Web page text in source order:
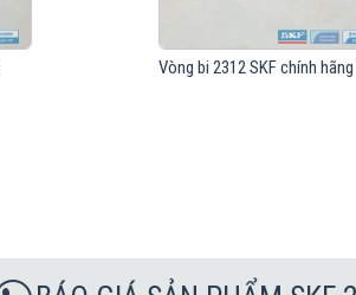
Vòng bi 2312 SKF chính hãng